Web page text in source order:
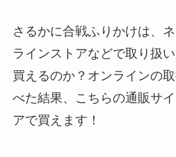
さるかに合戦ふりかけは、
ラインストアなどで取り扱
買えるのか？オンラインの
べた結果、こちらの通販サ
アで買えます！